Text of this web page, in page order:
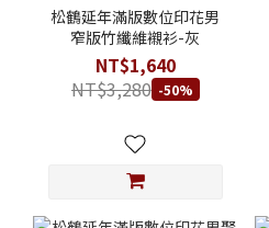
松鶴延年滿版數位印花男
窄版竹纖維襯衫-灰
NT$1,640
NT$3,280 -50%